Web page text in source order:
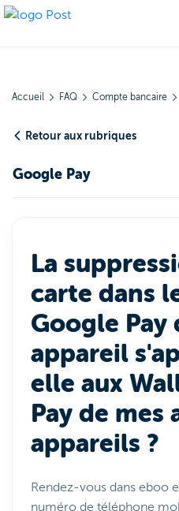
Accueil FAQ Compte bancaire
Retour aux rubriques
Google Pay
La
carte dans
Google Pay
appareil
elle aux
Pay de mes
appareils ?
Rendez-vous dans eboo
numéro de téléphone